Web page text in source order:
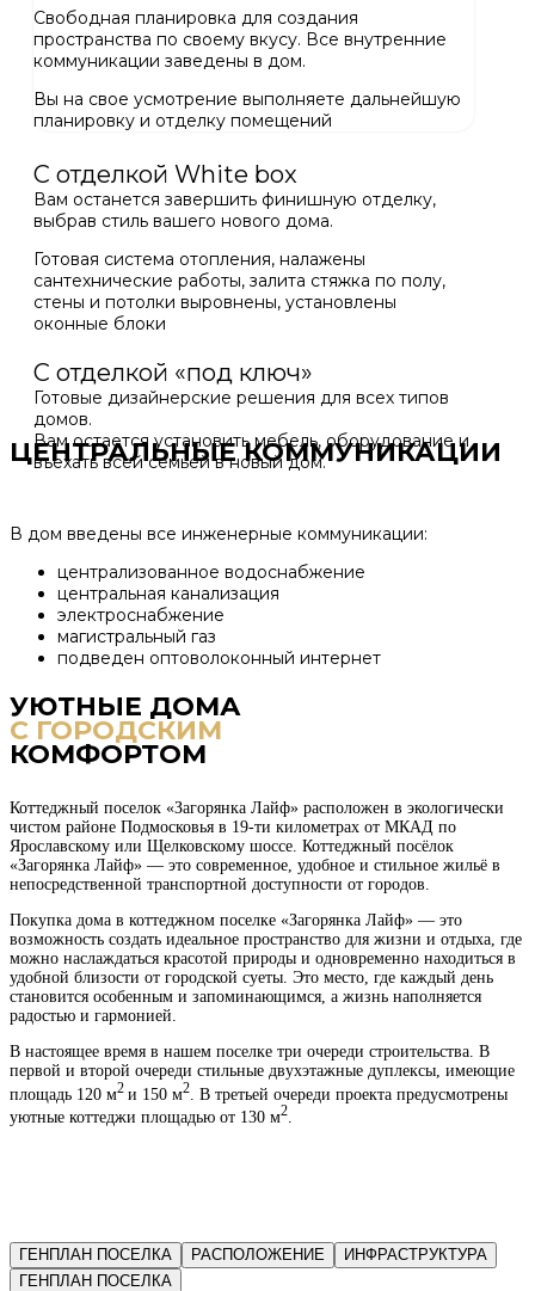
Свободная планировка для создания
пространства по своему вкусу. Все внутренние
коммуникации заведены в дом.
Вы на свое усмотрение выполняете дальнейшую
планировку и отделку помещений
С отделкой White box
Вам останется завершить финишную отделку,
выбрав стиль вашего нового дома.
Готовая система отопления, налажены
сантехнические работы, залита стяжка по полу,
стены и потолки выровнены, установлены
оконные блоки
С отделкой «под ключ»
Готовые дизайнерские решения для всех типов
домов.
Вам остается установить мебель, оборудование и
въехать всей семьей в новый дом.
ЦЕНТРАЛЬНЫЕ КОММУНИКАЦИИ
В дом введены все инженерные коммуникации:
централизованное водоснабжение
центральная канализация
электроснабжение
магистральный газ
подведен оптоволоконный интернет
УЮТНЫЕ ДОМА
С ГОРОДСКИМ
КОМФОРТОМ
Коттеджный поселок «Загорянка Лайф» расположен в экологически
чистом районе Подмосковья в 19-ти километрах от МКАД по
Ярославскому или Щелковскому шоссе. Коттеджный посёлок
«Загорянка Лайф» — это современное, удобное и стильное жильё в
непосредственной транспортной доступности от городов.
Покупка дома в коттеджном поселке «Загорянка Лайф» — это
возможность создать идеальное пространство для жизни и отдыха, где
можно наслаждаться красотой природы и одновременно находиться в
удобной близости от городской суеты. Это место, где каждый день
становится особенным и запоминающимся, а жизнь наполняется
радостью и гармонией.
В настоящее время в нашем поселке три очереди строительства. В
первой и второй очереди стильные двухэтажные дуплексы, имеющие
площадь 120 м2 и 150 м2 . В третьей очереди проекта предусмотрены
уютные коттеджи площадью от 130 м2
ГЕНПЛАН ПОСЕЛКА РАСПОЛОЖЕНИЕ
ИНФРАСТРУКТУРА
ГЕНПЛАН ПОСЕЛКА